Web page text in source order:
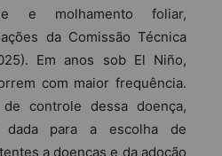
e molhamento foliar,
da Comissão Técnica
Em anos sob El Niño,
com maior frequência.
controle dessa doença,
dada para a escolha de
a doenças e da adoção